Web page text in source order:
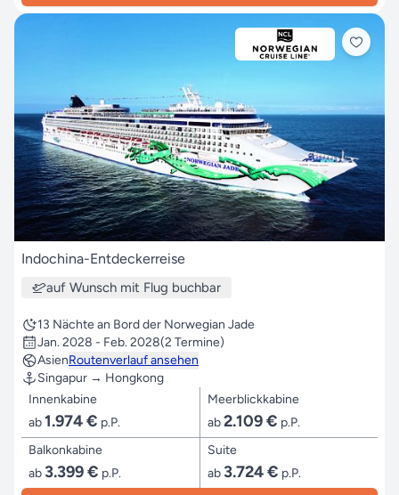
Indochina-Entdeckerreise
auf Wunsch mit Flug buchbar
13 Nächte an Bord der Norwegian Jade
Jan. 2028 - Feb. 2028(2 Termine)
AsienRoutenverlauf ansehen
Singapur → Hongkong
Innenkabine
ab1.974 € p.P.
Meerblickkabine
ab2.109 € p.P.
Balkonkabine
ab 3.399 € p.P.
Suite
ab 3.724 € p.P.